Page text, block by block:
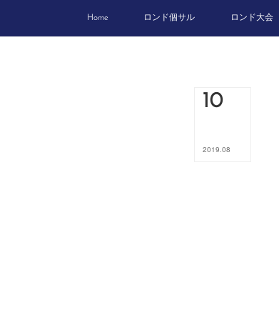
Home ロンド個サル ロンド大会
10
2019.08